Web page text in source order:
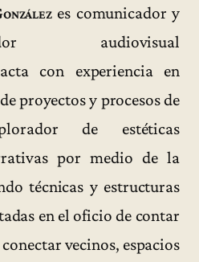
es comunicador y
audiovisual
con experiencia en
proyectos y procesos de
de estéticas
por medio de la
técnicas y estructuras
en el oficio de contar
vecinos, espacios